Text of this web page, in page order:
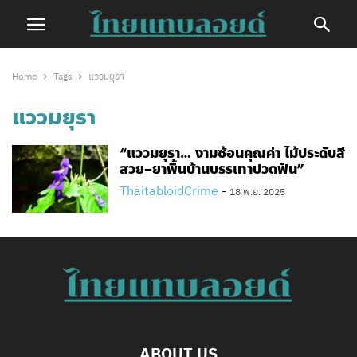
Home Tags แววมยุรา
แววมยุรา
“แววมยุรา… งามซ้อนคุณค่า ไม้ประดับสี
สวย–ยาพื้นบ้านบรรเทาปวดฟัน”
ThaitabloidCrime - 18 พ.ย. 2025